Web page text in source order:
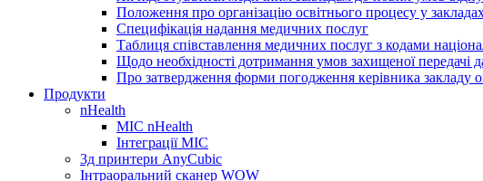
Положення про організацію освітнього процесу у
Специфікація надання медичних послуг
Таблиця співставлення медичних послуг з кодами
Щодо необхідності дотримання умов захищеної
Про затвердження форми погодження керівника закладу
Продукти
nHealth
МІС nHealth
Інтеграції МІС
3д принтери AnyCubic
Інтраоральний сканер WOW